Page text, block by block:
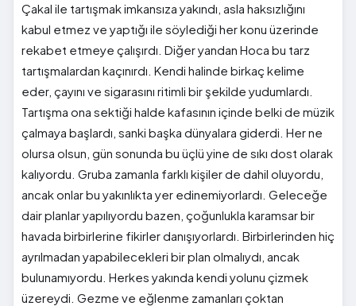
Çakal ile tartışmak imkansıza yakındı, asla haksızlığını
kabul etmez ve yaptığı ile söylediği her konu üzerinde
rekabet etmeye çalışırdı. Diğer yandan Hoca bu tarz
tartışmalardan kaçınırdı. Kendi halinde birkaç kelime
eder, çayını ve sigarasını ritimli bir şekilde yudumlardı.
Tartışma ona sektiği halde kafasının içinde belki de müzik
çalmaya başlardı, sanki başka dünyalara giderdi. Her ne
olursa olsun, gün sonunda bu üçlü yine de sıkı dost olarak
kalıyordu. Gruba zamanla farklı kişiler de dahil oluyordu,
ancak onlar bu yakınlıkta yer edinemiyorlardı. Geleceğe
dair planlar yapılıyordu bazen, çoğunlukla karamsar bir
havada birbirlerine fikirler danışıyorlardı. Birbirlerinden hiç
ayrılmadan yapabilecekleri bir plan olmalıydı, ancak
bulunamıyordu. Herkes yakında kendi yolunu çizmek
üzereydi. Gezme ve eğlenme zamanları çoktan